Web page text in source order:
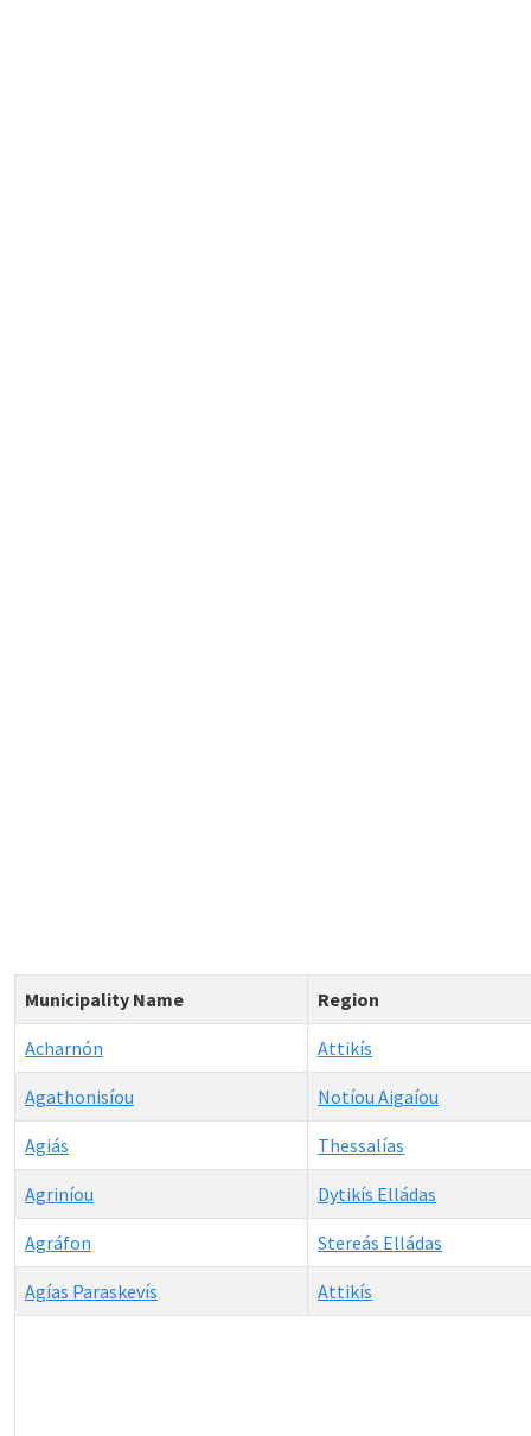
Municipality Name Region
Acharnón Attikís
Agathonisíou Notíou Aigaíou
Agiás Thessalías
Agriníou Dytikís Elládas
Agráfon Stereás Elládas
Agías Paraskevís Attikís